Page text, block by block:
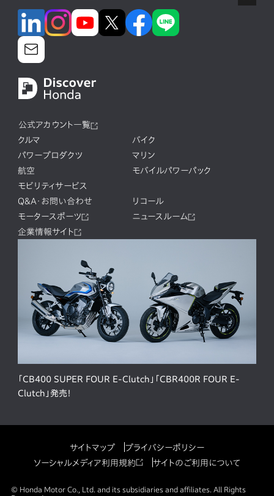
公式アカウント一覧
クルマ
バイク
パワープロダクツ
マリン
航空
モバイルパワーパック
モビリティサービス
Q&A・お問い合わせ
リコール
モータースポーツ
ニュースルーム
企業情報サイト
「CB400 SUPER FOUR E-Clutch」「CBR400R FOUR E-
Clutch」発売！
サイトマップ
プライバシーポリシー
ソーシャルメディア利用規約
サイトのご利用について
© Honda Motor Co., Ltd. and its subsidiaries and affiliates. All Rights